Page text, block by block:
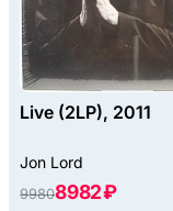
Live (2LP), 2011
Jon Lord
99808982 ₽